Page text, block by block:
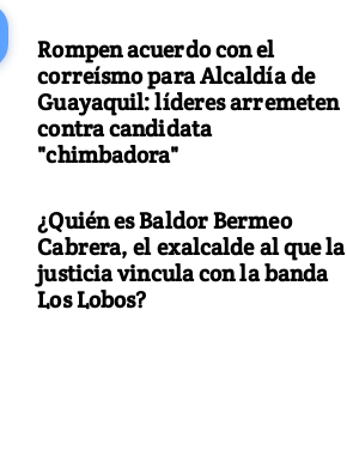
Rompen acuerdo con el
correísmo para Alcaldía de
Guayaquil: líderes arremeten
contra candidata
"chimbadora"
¿Quién es Baldor Bermeo
Cabrera, el exalcalde al que la
justicia vincula con la banda
Los Lobos?